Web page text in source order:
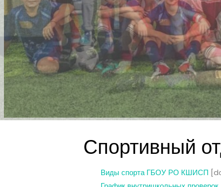
Спортивный
Виды спорта ГБОУ РО КШИСП